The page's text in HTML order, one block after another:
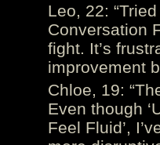
Leo, 22:
Conversation
fight. It’s
improvement
Chloe, 19:
Even though
Feel Fluid’,